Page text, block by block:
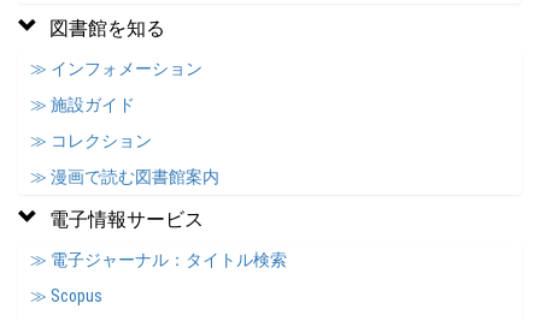
図書館を知る
≫ インフォメーション
≫ 施設ガイド
≫ コレクション
≫ 漫画で読む図書館案内
電子情報サービス
≫ 電子ジャーナル：タイトル検索
≫ Scopus